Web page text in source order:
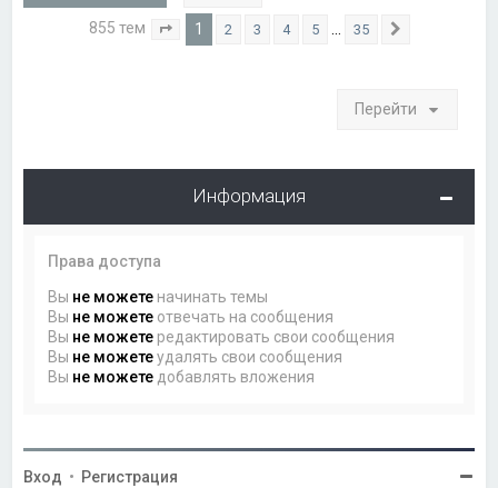
855 тем Страница из 35
1 2 3 4 5 … 35
Перейти
Информация
Права доступа
Вы не можете начинать темы
Вы не можете отвечать на сообщения
Вы не можете редактировать свои сообщения
Вы не можетеудалять свои сообщения
Вы не можете добавлять вложения
Вход • Регистрация